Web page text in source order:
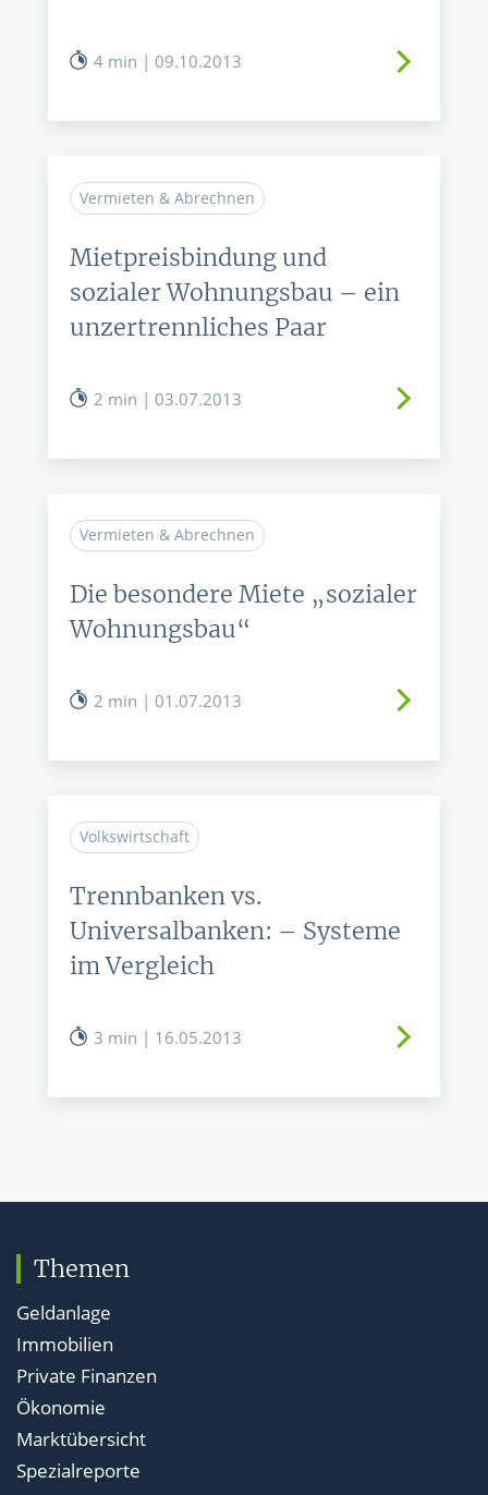
4 min | 09.10.2013
Vermieten & Abrechnen
Mietpreisbindung und
sozialer Wohnungsbau – ein
unzertrennliches Paar
2 min | 03.07.2013
Vermieten & Abrechnen
Die besondere Miete „sozialer
Wohnungsbau“
2 min | 01.07.2013
Volkswirtschaft
Trennbanken vs.
Universalbanken: – Systeme
im Vergleich
3 min | 16.05.2013
Themen
Geldanlage
Immobilien
Private Finanzen
Ökonomie
Marktübersicht
Spezialreporte